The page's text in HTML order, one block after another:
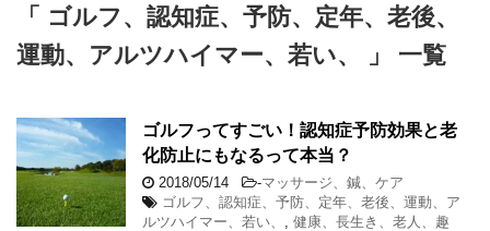
「 ゴルフ、認知症、予防、定年、老後、
運動、アルツハイマー、若い、 」 一覧
ゴルフってすごい！認知症予防効果と老
化防止にもなるって本当？
2018/05/14 -マッサージ、鍼、ケア
ゴルフ、認知症、予防、定年、老後、運動、ア
ルツハイマー、若い、
健康、長生き、老人、趣